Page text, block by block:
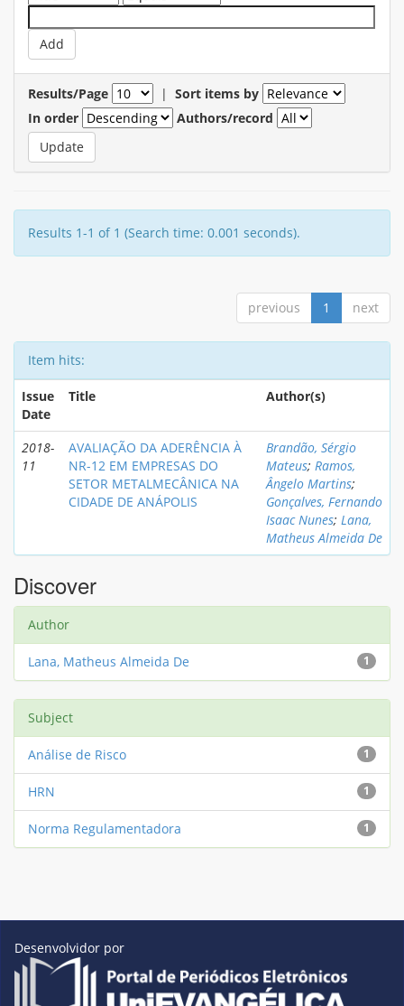
Results/Page | Sort items by
In order
Authors/record
Results 1-1 of 1 (Search time: 0.001 seconds).
previous 1 next
Item hits:
Issue
Date
Title Author(s)
2018-
11
AVALIAÇÃO DA ADERÊNCIA À
NR-12 EM EMPRESAS DO
SETOR METALMECÂNICA NA
CIDADE DE ANÁPOLIS
Brandão, Sérgio
Mateus; Ramos,
Ângelo Martins;
Gonçalves, Fernando
Isaac Nunes; Lana,
Matheus Almeida De
Discover
Author
1
Lana, Matheus Almeida De
Subject
1
Análise de Risco
1
HRN
1
Norma Regulamentadora
Desenvolvidor por